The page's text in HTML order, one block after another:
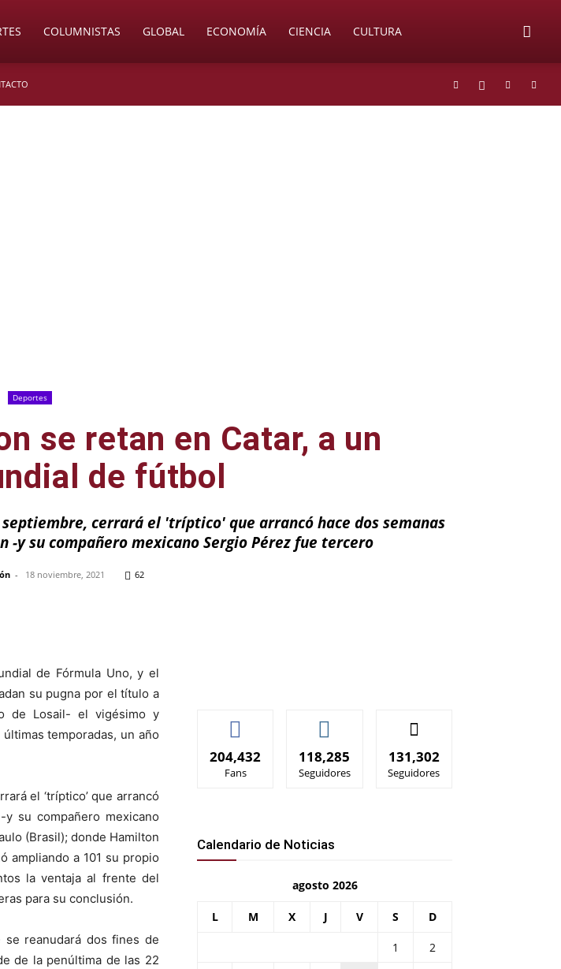
COLUMNISTAS GLOBAL ECONOMÍA CIENCIA CULTURA
Deportes
se retan en Catar, a un
de fútbol
cerrará el 'tríptico' que arrancó hace dos semanas
-y su compañero mexicano Sergio Pérez fue tercero
- 18 noviembre, 2021 62
de Fórmula Uno, y el
su pugna por el título a
de Losail- el vigésimo y
temporadas, un año
el ‘tríptico’ que arrancó
su compañero mexicano
(Brasil); donde Hamilton
ampliando a 101 su propio
la ventaja al frente del
para su conclusión.
reanudará dos fines de
de la penúltima de las 22
204,432
Fans
118,285
Seguidores
131,302
Seguidores
Calendario de Noticias
agosto 2026
L M X J V S D
1
2